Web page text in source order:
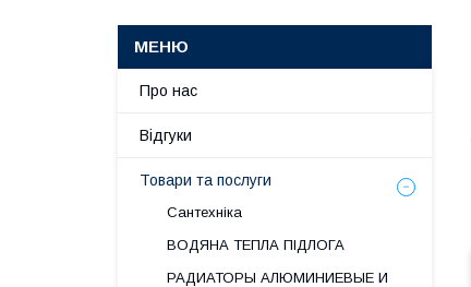
Про нас
Відгуки
Товари та послуги
Сантехніка
ВОДЯНА ТЕПЛА ПІДЛОГА
РАДИАТОРЫ АЛЮМИНИЕВЫЕ И